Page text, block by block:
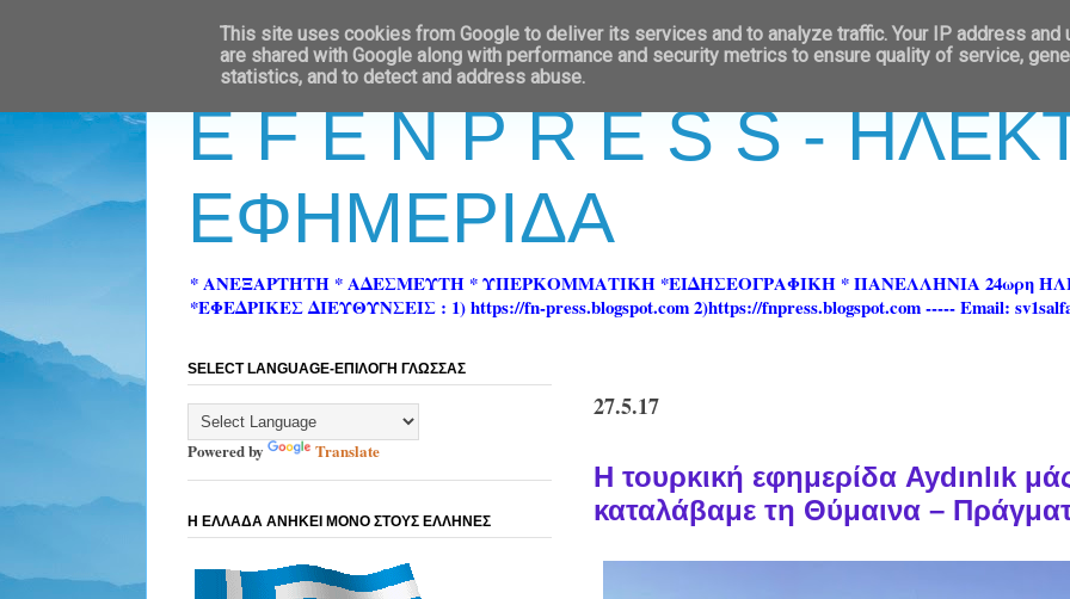
E F E N P R E S S -
ΕΦΗΜΕΡΙΔΑ
* ΑΝΕΞΑΡΤΗΤΗ * ΑΔΕΣΜΕΥΤΗ * ΥΠΕΡΚΟΜΜΑΤΙΚΗ *ΕΙΔΗΣΕΟΓΡΑΦΙΚΗ * ΠΑΝΕΛΛΗΝΙΑ 24ωρη
*ΕΦΕΔΡΙΚΕΣ ΔΙΕΥΘΥΝΣΕΙΣ : 1) https://fn-press.blogspot.com 2)https://fnpress.blogspot.com ----- Email:
27.5.17
Η τουρκική εφημερίδα Aydınlık
καταλάβαμε τη Θύμαινα –
SELECT LANGUAGE-ΕΠΙΛΟΓΗ ΓΛΩΣΣΑΣ
Powered by Translate
Η ΕΛΛΑΔΑ ΑΝΗΚΕΙ ΜΟΝΟ ΣΤΟΥΣ ΕΛΛΗΝΕΣ
This site uses cookies from Google to deliver its services and to analyze traffic. Your IP address and
are shared with Google along with performance and security metrics to ensure quality of service,
statistics, and to detect and address abuse.